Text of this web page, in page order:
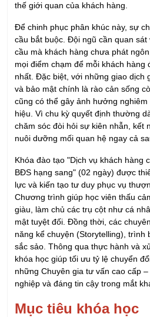
thế giới quan của khách hàng.
Để chinh phục phân khúc này, sự
cầu bắt buộc. Đội ngũ cần quan
cầu mà khách hàng chưa phát
mọi điểm chạm để mỗi khách hàng
nhất. Đặc biệt, với những giao dịch
và bảo mật chính là rào cản sống
cũng có thể gây ảnh hưởng
hiệu. Vì chu kỳ quyết định thường
chăm sóc đòi hỏi sự kiên nhẫn, kết
nuôi dưỡng mối quan hệ ngay cả
Khóa đào tạo "Dịch vụ khách hàng
BĐS hạng sang" (02 ngày) được
lực và kiến tạo tư duy phục vụ
Chương trình giúp học viên thấu
giàu, làm chủ các trụ cột như cá
mật tuyệt đối. Đồng thời, các
năng kể chuyện (Storytelling), trình
sắc sảo. Thông qua thực hành và
khóa học giúp tối ưu tỷ lệ chuyển
những Chuyên gia tư vấn cao cấp
nghiệp và đáng tin cậy trong mắt
Mục tiêu khóa học